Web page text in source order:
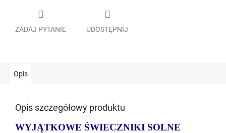
ZADAJ PYTANIE UDOSTĘPNIJ
Opis
Opis szczegółowy produktu
WYJĄTKOWE ŚWIECZNIKI SOLNE